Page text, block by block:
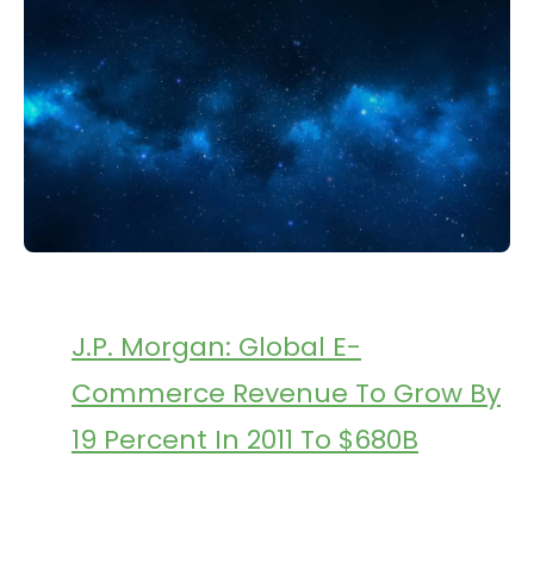
J.P. Morgan: Global E-
Commerce Revenue To Grow By
19 Percent In 2011 To $680B